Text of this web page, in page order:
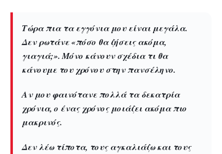
Τώρα πια τα εγγόνια μου είναι μεγάλα.
Δεν ρωτάνε «πόσο θα ζήσεις ακόμα,
γιαγιά;». Μόνο κάνουν σχέδια τι θα
κάνουμε του χρόνου στην πανσέληνο.
Αν μου φαινότανε πολλά τα δεκατρία
χρόνια, ο ένας χρόνος μοιάζει ακόμα πιο
μακρινός.
Δεν λέω τίποτα, τους αγκαλιάζω και τους